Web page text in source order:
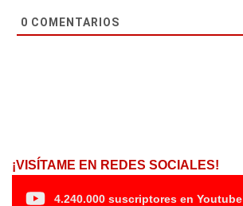
0 COMENTARIOS
¡VISÍTAME EN REDES SOCIALES!
4.240.000 suscriptores en Youtube